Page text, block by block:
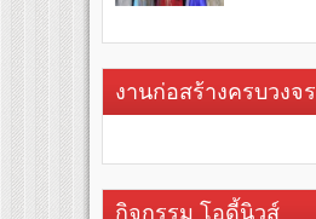
งานก่อสร้างครบวงจร
กิจกรรม โอดี้นิวส์